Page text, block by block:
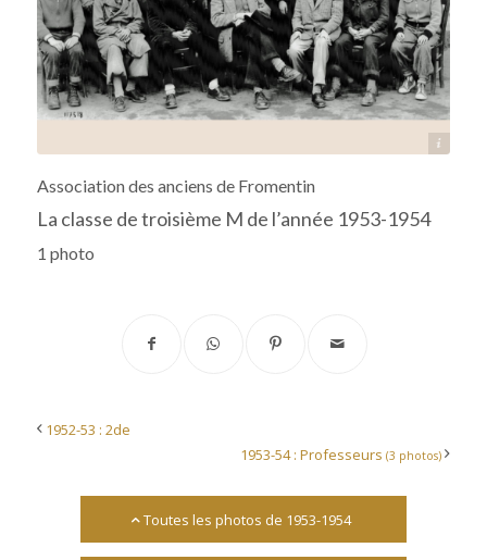
Association des anciens de Fromentin
La classe de troisième M de l’année 1953-1954
1 photo
1952-53 : 2de
1953-54 : Professeurs(3 photos)
Toutes les photos de 1953-1954